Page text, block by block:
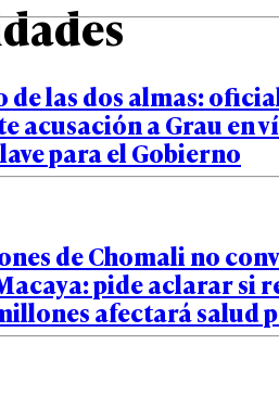
de las dos almas:
acusación a Grau en
para el Gobierno
de Chomali no
pide aclarar si
afectará salud